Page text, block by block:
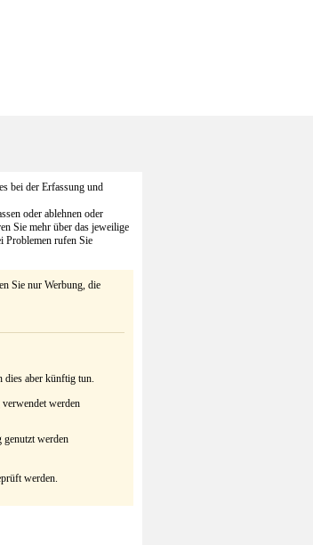
bei der Erfassung und
oder ablehnen oder
Sie mehr über das jeweilige
Problemen rufen Sie
Sie nur Werbung, die
dies aber künftig tun.
verwendet werden
genutzt werden
werden.